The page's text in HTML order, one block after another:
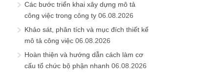
Các bước triển khai xây dựng mô tả
công việc trong công ty 06.08.2026
Khảo sát, phân tích và mục đích thiết kế
mô tả công việc 06.08.2026
Hoàn thiện và hướng dẫn cách làm cơ
cấu tổ chức bộ phận nhanh 06.08.2026